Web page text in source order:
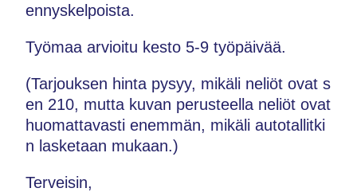
ennyskelpoista.
Työmaa arvioitu kesto 5-9 työpäivää.
(Tarjouksen hinta pysyy, mikäli neliöt ovat s
en 210, mutta kuvan perusteella neliöt ovat
huomattavasti enemmän, mikäli autotallitki
n lasketaan mukaan.)
Terveisin,